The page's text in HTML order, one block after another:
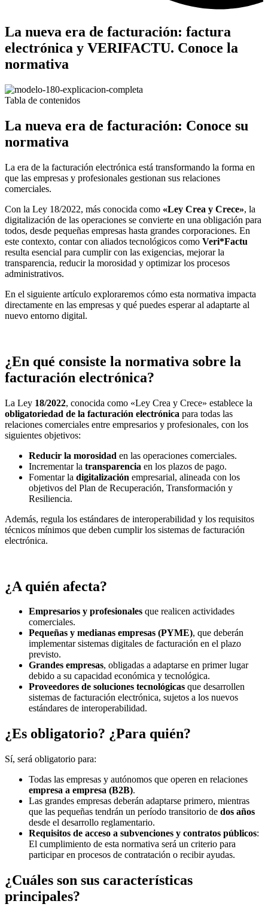
La nueva era de facturación: factura
electrónica y VERIFACTU. Conoce la
normativa
Tabla de contenidos
La nueva era de facturación: Conoce su
normativa
La era de la facturación electrónica está transformando la forma en
que las empresas y profesionales gestionan sus relaciones
comerciales.
Con la Ley 18/2022, más conocida como «Ley Crea y Crece», la
digitalización de las operaciones se convierte en una obligación para
todos, desde pequeñas empresas hasta grandes corporaciones. En
este contexto, contar con aliados tecnológicos como Veri*Factu
resulta esencial para cumplir con las exigencias, mejorar la
transparencia, reducir la morosidad y optimizar los procesos
administrativos.
En el siguiente artículo exploraremos cómo esta normativa impacta
directamente en las empresas y qué puedes esperar al adaptarte al
nuevo entorno digital.
¿En qué consiste la normativa sobre la
facturación electrónica?
La Ley 18/2022, conocida como «Ley Crea y Crece» establece la
obligatoriedad de la facturación electrónica para todas las
relaciones comerciales entre empresarios y profesionales, con los
siguientes objetivos:
Reducir la morosidad en las operaciones comerciales.
Incrementar la transparencia en los plazos de pago.
Fomentar la digitalización empresarial, alineada con los
objetivos del Plan de Recuperación, Transformación y
Resiliencia.
Además, regula los estándares de interoperabilidad y los requisitos
técnicos mínimos que deben cumplir los sistemas de facturación
electrónica.
¿A quién afecta?
Empresarios y profesionales que realicen actividades
comerciales.
Pequeñas y medianas empresas (PYME), que deberán
implementar sistemas digitales de facturación en el plazo
previsto.
Grandes empresas, obligadas a adaptarse en primer lugar
debido a su capacidad económica y tecnológica.
Proveedores de soluciones tecnológicas que desarrollen
sistemas de facturación electrónica, sujetos a los nuevos
estándares de interoperabilidad.
¿Es obligatorio? ¿Para quién?
Sí, será obligatorio para:
Todas las empresas y autónomos que operen en relaciones
empresa a empresa (B2B).
Las grandes empresas deberán adaptarse primero, mientras
que las pequeñas tendrán un período transitorio de dos años
desde el desarrollo reglamentario.
Requisitos de acceso a subvenciones y contratos públicos:
El cumplimiento de esta normativa será un criterio para
participar en procesos de contratación o recibir ayudas.
¿Cuáles son sus características
principales?